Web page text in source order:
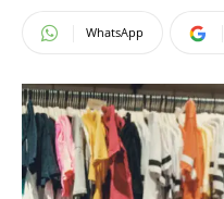
WhatsApp